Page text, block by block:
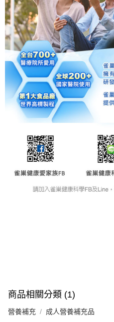
商品相關分類 (1)
營養補充 成人營養補充品